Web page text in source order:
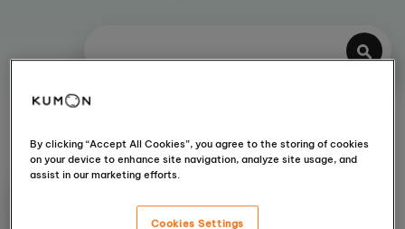
Walfer Digital
Obtenir un
By clicking “Accept All Cookies”, you agree to the storing of cookies
on your device to enhance site navigation, analyze site usage, and
assist in our marketing efforts.
Cookies Settings